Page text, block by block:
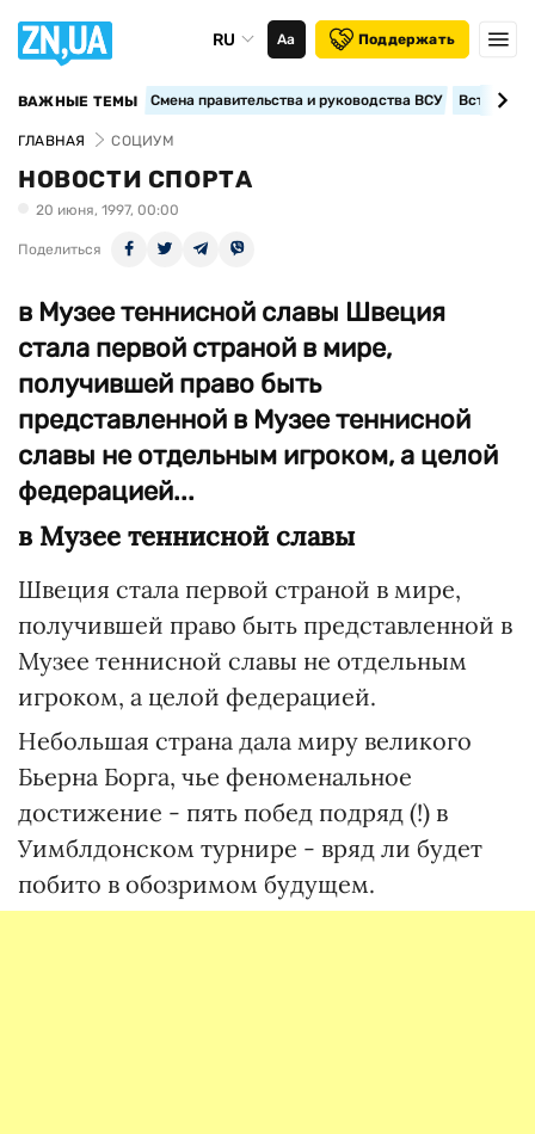
RU Аа Поддержать
ВАЖНЫЕ ТЕМЫ Смена правительства и руководства ВСУ
ГЛАВНАЯ СОЦИУМ
НОВОСТИ СПОРТА
20 июня, 1997, 00:00
Поделиться
в Музее теннисной славы Швеция
стала первой страной в мире,
получившей право быть
представленной в Музее теннисной
славы не отдельным игроком, а целой
федерацией...
в Музее теннисной славы
Швеция стала первой страной в мире,
получившей право быть представленной в
Музее теннисной славы не отдельным
игроком, а целой федерацией.
Небольшая страна дала миру великого
Бьерна Борга, чье феноменальное
достижение - пять побед подряд (!) в
Уимблдонском турнире - вряд ли будет
побито в обозримом будущем.